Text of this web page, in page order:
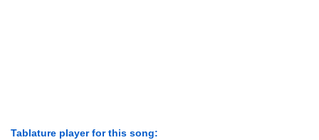
Tablature player for this song: